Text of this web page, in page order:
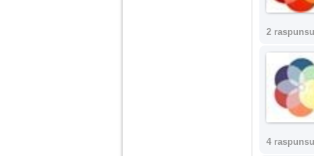
2
4